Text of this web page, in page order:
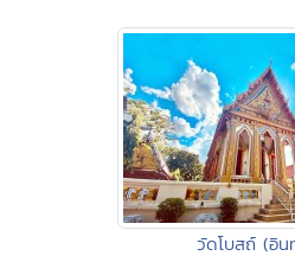
วัดโบสถ์ (อิน